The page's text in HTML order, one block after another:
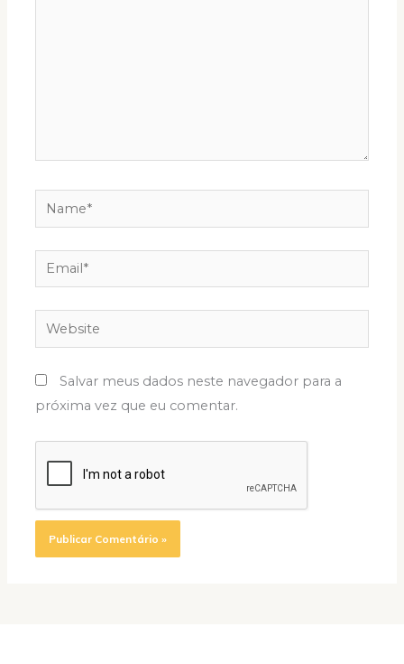
Name*
Email*
Website
Salvar meus dados neste navegador para a
próxima vez que eu comentar.